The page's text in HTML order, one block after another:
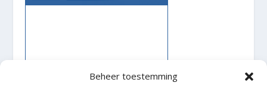
Beheer toestemming